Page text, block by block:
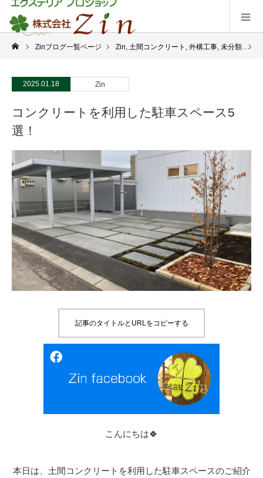
Zinブログ一覧ページ Zin, 土間コンクリート , 外構工事, 未分類
2025.01.18 Zin
コンクリートを利用した駐車スペース5
選！
記事のタイトルとURLをコピーする
こんにちは🍀
本日は、土間コンクリートを利用した駐車スペースのご紹介